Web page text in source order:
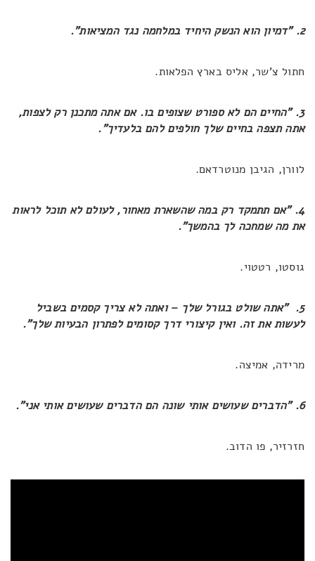
2. "דמיון הוא הנשק היחיד במלחמה נגד המציאות".
חתול צ'שר, אליס בארץ הפלאות.
3. "החיים הם לא ספורט שצופים בו. אם אתה מתכנן רק לצפות,
אתה תצפה בחיים שלך חולפים להם בלעדיך".
לוורן, הגיבן מנוטרדאם.
4. "אם תתמקד רק במה שהשארת מאחור, לעולם לא תוכל לראות
את מה שמחכה לך בהמשך".
גוסטו, רטטוי.
5. "אתה שולט בגורל שלך –ואתה לא צריך קסמים בשביל
לעשות את זה. ואין קיצורי דרך קסומים לפתרון הבעיות שלך".
מרידה, אמיצה.
6. "הדברים שעושים אותי שונה הם הדברים שעושים אותי אני".
חזרזיר, פו הדוב.